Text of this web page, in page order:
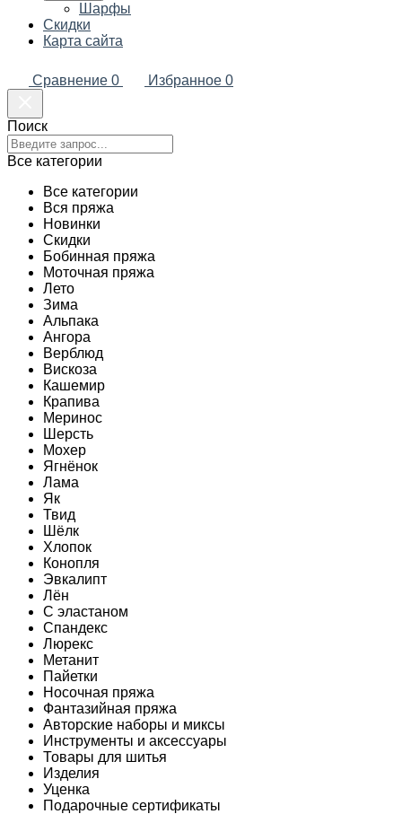
Шарфы
Скидки
Карта сайта
Сравнение 0 Избранное 0
Поиск
Все категории
Все категории
Вся пряжа
Новинки
Скидки
Бобинная пряжа
Моточная пряжа
Лето
Зима
Альпака
Ангора
Верблюд
Вискоза
Кашемир
Крапива
Меринос
Шерсть
Мохер
Ягнёнок
Лама
Як
Твид
Шёлк
Хлопок
Конопля
Эвкалипт
Лён
C эластаном
Спандекс
Люрекс
Метанит
Пайетки
Носочная пряжа
Фантазийная пряжа
Авторские наборы и миксы
Инструменты и аксессуары
Товары для шитья
Изделия
Уценка
Подарочные сертификаты